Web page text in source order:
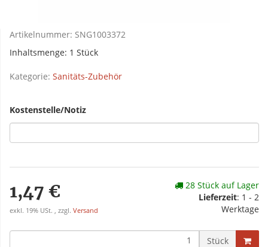
Artikelnummer: SNG1003372
Inhaltsmenge: 1 Stück
Kategorie: Sanitäts-Zubehör
Kostenstelle/Notiz
1,47 €
exkl. 19% USt. , zzgl. Versand
28 Stück auf Lager
Lieferzeit: 1 - 2
Werktage
Stück